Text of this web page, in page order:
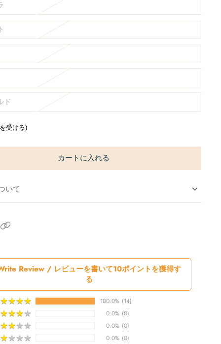
ド
受ける)
カートに入れる
いて
Review / レビューを書いて10ポイントを獲得す
る
★★★★
★★★★ 100.0% (14)
★★★★
★★★★ 0.0% (0)
★★★★
★★★★ 0.0% (0)
★★★★
★★★★ 0.0% (0)